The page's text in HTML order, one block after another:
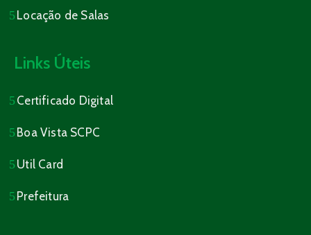
Locação de Salas
Links Úteis
Certificado Digital
Boa Vista SCPC
Util Card
Prefeitura